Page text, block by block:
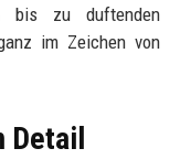
bis zu duftenden
im Zeichen von